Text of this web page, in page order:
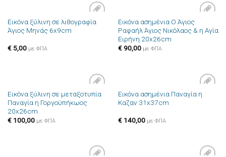
Πρόσθήκη
Εικόνα ξύλινη σε λιθογραφία
Άγιος Μηνάς 6x9cm
€5,00 με ΦΠΑ
Πρόσθήκη
στην λίστα
Εικόνα ασημένια Ο Άγιος
Ραφαήλ Άγιος Νικόλαος & η Αγία
Ειρήνη 20x26cm
€90,00 με ΦΠΑ
Πρόσθήκη
στην λίστα
Εικόνα ξύλινη σε μεταξοτυπία
Παναγία η Γοργοϋπήκωος
20x26cm
€100,00 με ΦΠΑ
Πρόσθήκη
Εικόνα ασημένια Παναγία η
Καζαν 31x37cm
€140,00 με ΦΠΑ